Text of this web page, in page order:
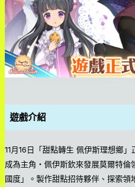
遊戲介紹
11月16日「甜點轉生 佩伊斯理想鄉
成為主角・佩伊斯欽來發展莫爾特
國度」。製作甜點招待夥伴、探索